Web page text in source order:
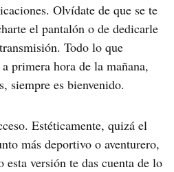
Olvídate de que se te
el pantalón o de dedicarle
Todo lo que
primera hora de la mañana,
siempre es bienvenido.
Estéticamente, quizá el
más deportivo o aventurero,
esta versión te das cuenta de lo